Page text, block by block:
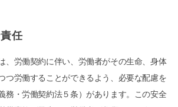
任
、労働契約に伴い、労働者がその生命、身体
つ労働することができるよう、必要な配慮を
務・労働契約法５条）があります。この安全